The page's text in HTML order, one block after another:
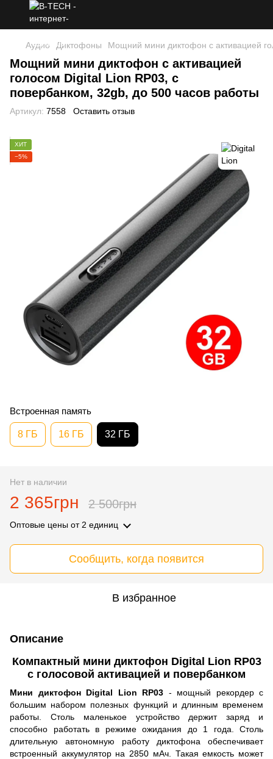
Аудио Диктофоны Мощний мини диктофон с активацией
Мощний мини диктофон с активацией
голосом Digital Lion RP03, с
повербанком, 32gb, до 500 часов работы
Артикул: 7558 Оставить отзыв
ХИТ
−5%
Встроенная память
8 ГБ 16 ГБ 32 ГБ
Нет в наличии
2 365грн 2 500грн
Оптовые цены от 2 единиц
Сообщить, когда появится
В избранное
Описание
Компактный мини диктофон Digital Lion RP03
с голосовой активацией и повербанком
Мини диктофон Digital Lion RP03 - мощный рекордер с
большим набором полезных функций и длинным временем
работы. Столь маленькое устройство держит заряд и
способно работать в режиме ожидания до 1 года. Столь
длительную автономную работу диктофона обеспечивает
встроенный аккумулятор на 2850 мАч. Такая емкость может